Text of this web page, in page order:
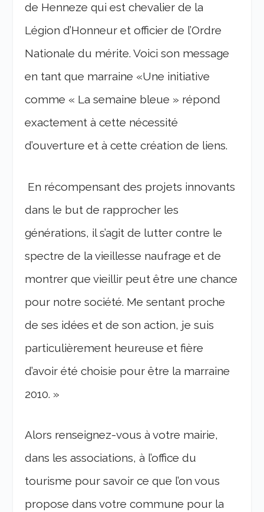
de Henneze qui est chevalier de la
Légion d’Honneur et officier de l’Ordre
Nationale du mérite. Voici son message
en tant que marraine «Une initiative
comme « La semaine bleue » répond
exactement à cette nécessité
d’ouverture et à cette création de liens.
En récompensant des projets innovants
dans le but de rapprocher les
générations, il s’agit de lutter contre le
spectre de la vieillesse naufrage et de
montrer que vieillir peut être une chance
pour notre société. Me sentant proche
de ses idées et de son action, je suis
particulièrement heureuse et fière
d’avoir été choisie pour être la marraine
2010. »
Alors renseignez-vous à votre mairie,
dans les associations, à l’office du
tourisme pour savoir ce que l’on vous
propose dans votre commune pour la